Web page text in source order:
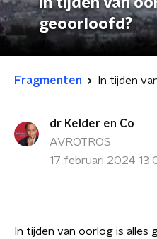
geoorloofd?
Fragmenten In tijden
dr Kelder en Co
AVROTROS
17 februari 2024
In tijden van oorlog is